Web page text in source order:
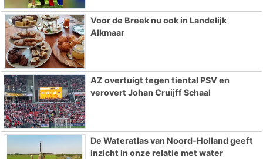
Voor de Breek nu ook in Landelijk
Alkmaar
AZ overtuigt tegen tiental PSV en
verovert Johan Cruijff Schaal
De Wateratlas van Noord-Holland geeft
inzicht in onze relatie met water